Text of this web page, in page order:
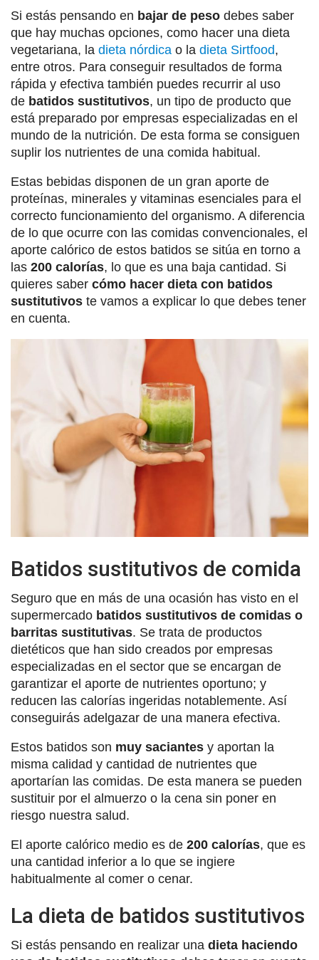
Si estás pensando en bajar de peso debes saber
que hay muchas opciones, como hacer una dieta
vegetariana, la dieta nórdica o la dieta Sirtfood,
entre otros. Para conseguir resultados de forma
rápida y efectiva también puedes recurrir al uso
de batidos sustitutivos, un tipo de producto que
está preparado por empresas especializadas en el
mundo de la nutrición. De esta forma se consiguen
suplir los nutrientes de una comida habitual.
Estas bebidas disponen de un gran aporte de
proteínas, minerales y vitaminas esenciales para el
correcto funcionamiento del organismo. A diferencia
de lo que ocurre con las comidas convencionales, el
aporte calórico de estos batidos se sitúa en torno a
las 200 calorías, lo que es una baja cantidad. Si
quieres saber cómo hacer dieta con batidos
sustitutivos te vamos a explicar lo que debes tener
en cuenta.
Batidos sustitutivos de comida
Seguro que en más de una ocasión has visto en el
supermercado batidos sustitutivos de comidas o
barritas sustitutivas. Se trata de productos
dietéticos que han sido creados por empresas
especializadas en el sector que se encargan de
garantizar el aporte de nutrientes oportuno; y
reducen las calorías ingeridas notablemente. Así
conseguirás adelgazar de una manera efectiva.
Estos batidos son muy saciantes y aportan la
misma calidad y cantidad de nutrientes que
aportarían las comidas. De esta manera se pueden
sustituir por el almuerzo o la cena sin poner en
riesgo nuestra salud.
El aporte calórico medio es de 200 calorías, que es
una cantidad inferior a lo que se ingiere
habitualmente al comer o cenar.
La dieta de batidos sustitutivos
Si estás pensando en realizar una dieta haciendo